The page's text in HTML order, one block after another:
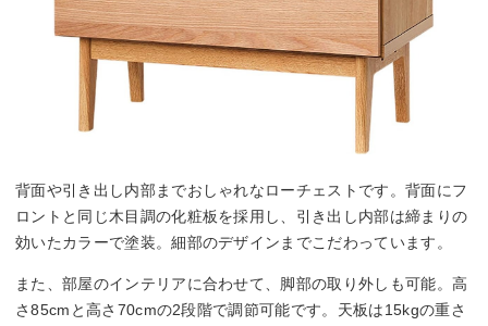
背面や引き出し内部までおしゃれなローチェストです。背面にフ
ロントと同じ木目調の化粧板を採用し、引き出し内部は締まりの
効いたカラーで塗装。細部のデザインまでこだわっています。
また、部屋のインテリアに合わせて、脚部の取り外しも可能。高
さ85cmと高さ70cmの2段階で調節可能です。天板は15kgの重さ